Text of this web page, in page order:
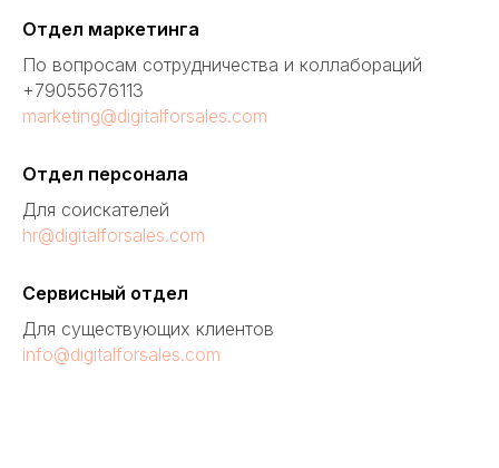
Отдел маркетинга
По вопросам сотрудничества и коллабораций
+79055676113
marketing@digitalforsales.com
Отдел персонала
Для соискателей
hr@digitalforsales.com
Сервисный отдел
Для существующих клиентов
info@digitalforsales.com